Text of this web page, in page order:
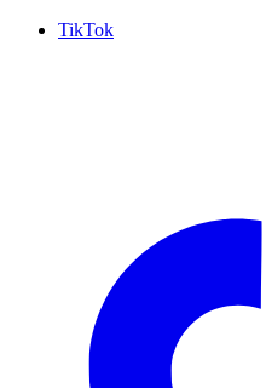
TikTok